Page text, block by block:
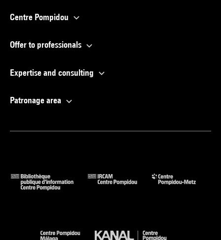
Centre Pompidou
Offer to professionals
Expertise and consulting
Patronage area